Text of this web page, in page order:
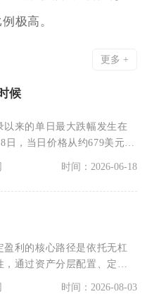
极高。
更多 +
候
以来的单日最大跌幅发生在
日，当日价格从约679美元跌
时间：2026-06-18
盈利的核心路径是依托无杠
通过资产分层配置、定投
网格
时间：2026-08-03